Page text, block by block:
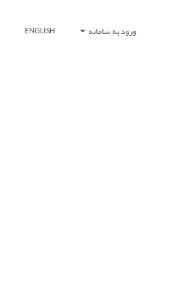
ورود به سامانه ENGLISH